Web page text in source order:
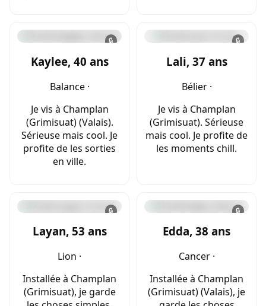
🔒
Kaylee, 40 ans
Balance ·
Je vis à Champlan
(Grimisuat) (Valais).
Sérieuse mais cool. Je
profite de les sorties
en ville.
🔒
Lali, 37 ans
Bélier ·
Je vis à Champlan
(Grimisuat). Sérieuse
mais cool. Je profite de
les moments chill.
🔒
Layan, 53 ans
Lion ·
Installée à Champlan
(Grimisuat), je garde
🔒
Edda, 38 ans
Cancer ·
Installée à Champlan
(Grimisuat) (Valais), je